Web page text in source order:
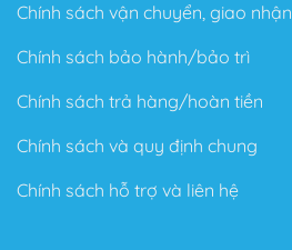
Chính sách vận chuyển, giao nhận
Chính sách bảo hành/bảo trì
Chính sách trả hàng/hoàn tiền
Chính sách và quy định chung
Chính sách hỗ trợ và liên hệ